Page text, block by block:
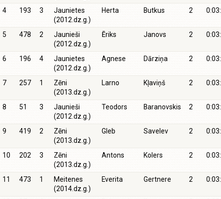
4 193 3
Jaunietes
(2012.dz.g.)
Herta Butkus 2
5 478 2
Jaunieši
(2012.dz.g.)
Ēriks Janovs 2
6 196 4
Jaunietes
(2012.dz.g.)
Agnese Dārziņa 2
7 257 1
Zēni
(2013.dz.g.)
Larno Kļaviņš 2
8 51 3
Jaunieši
(2012.dz.g.)
Teodors Baranovskis 2
9 419 2
Zēni
(2013.dz.g.)
Gleb Savelev 2
10 202 3
Zēni
(2013.dz.g.)
Antons Kolers 2
11 473 1
Meitenes
(2014.dz.g.)
Everita Gertnere 2